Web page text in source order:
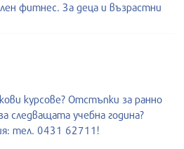
фитнес. За деца и възрастни
курсове? Отстъпки за ранно
следващата учебна година?
тел. 0431 62711!